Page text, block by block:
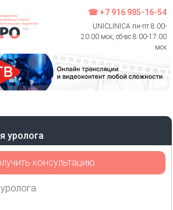
☎ +7 916 985-16-54
UNICLINICA пн-пт 8:00-
20:00 мск, сб-вс 8:00-17:00
мск
уролога
консультацию